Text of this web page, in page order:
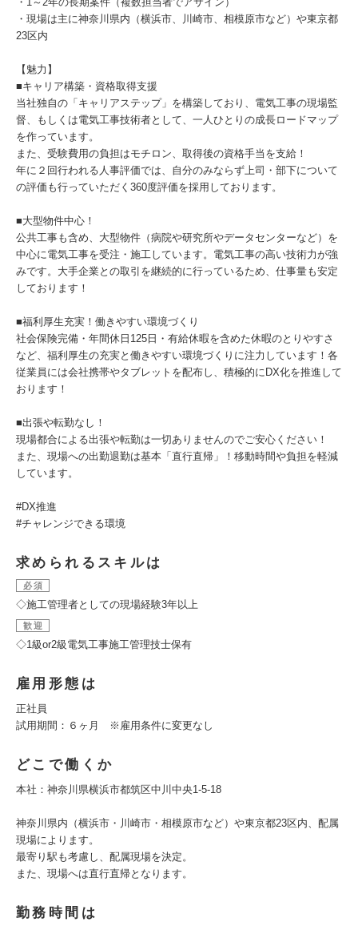
・現場は主に神奈川県内（横浜市、川崎市、相模原市など）や東京都
23区内
【魅力】
■キャリア構築・資格取得支援
当社独自の「キャリアステップ」を構築しており、電気工事の現場監
督、もしくは電気工事技術者として、一人ひとりの成長ロードマップ
を作っています。
また、受験費用の負担はモチロン、取得後の資格手当を支給！
年に２回行われる人事評価では、自分のみならず上司・部下について
の評価も行っていただく360度評価を採用しております。
■大型物件中心！
公共工事も含め、大型物件（病院や研究所やデータセンターなど）を
中心に電気工事を受注・施工しています。電気工事の高い技術力が強
みです。大手企業との取引を継続的に行っているため、仕事量も安定
しております！
■福利厚生充実！働きやすい環境づくり
社会保険完備・年間休日125日・有給休暇を含めた休暇のとりやすさ
など、福利厚生の充実と働きやすい環境づくりに注力しています！各
従業員には会社携帯やタブレットを配布し、積極的にDX化を推進して
おります！
■出張や転勤なし！
現場都合による出張や転勤は一切ありませんのでご安心ください！
また、現場への出勤退勤は基本「直行直帰」！移動時間や負担を軽減
しています。
#DX推進
#チャレンジできる環境
求められるスキルは
必須
◇施工管理者としての現場経験3年以上
歓迎
◇1級or2級電気工事施工管理技士保有
雇用形態は
正社員
試用期間：６ヶ月 ※雇用条件に変更なし
どこで働くか
本社：神奈川県横浜市都筑区中川中央1-5-18
神奈川県内（横浜市・川崎市・相模原市など）や東京都23区内、配属
現場によります。
最寄り駅も考慮し、配属現場を決定。
また、現場へは直行直帰となります。
勤務時間は